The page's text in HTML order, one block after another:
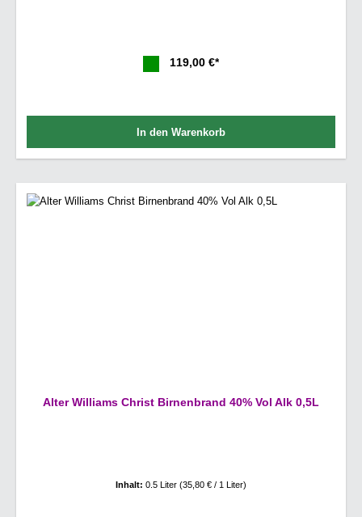
119,00 €*
In den Warenkorb
Alter Williams Christ Birnenbrand 40% Vol Alk 0,5L
Inhalt: 0.5 Liter (35,80 € / 1 Liter)